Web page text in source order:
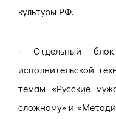
культуры РФ.
- Отдельный
исполнительской
темам «Русские
сложному» и